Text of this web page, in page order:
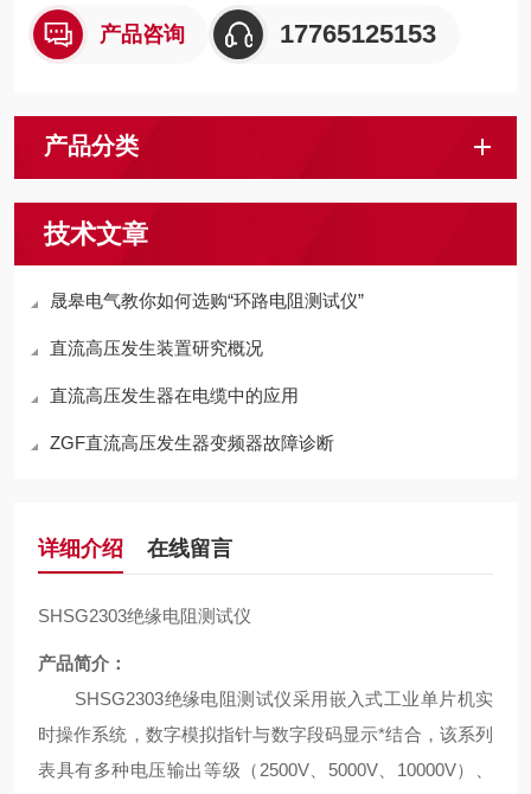
产品咨询 17765125153
产品分类
技术文章
晟皋电气教你如何选购“环路电阻测试仪”
直流高压发生装置研究概况
直流高压发生器在电缆中的应用
ZGF直流高压发生器变频器故障诊断
详细介绍 在线留言
SHSG2303绝缘电阻测试仪
产品简介：
SHSG2303绝缘电阻测试仪采用嵌入式工业单片机实
时操作系统，数字模拟指针与数字段码显示*结合，该系列
表具有多种电压输出等级（2500V、5000V、10000V）、